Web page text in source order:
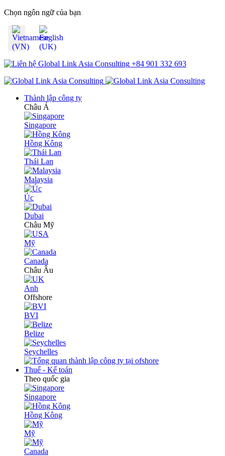
Chọn ngôn ngữ của bạn
+84 901 332 693
Thành lập công ty
Châu Á
Singapore
Hồng Kông
Thái Lan
Malaysia
Úc
Dubai
Châu Mỹ
Mỹ
Canada
Châu Âu
Anh
Offshore
BVI
Belize
Seychelles
Thuế - Kế toán
Theo quốc gia
Singapore
Hồng Kông
Mỹ
Canada